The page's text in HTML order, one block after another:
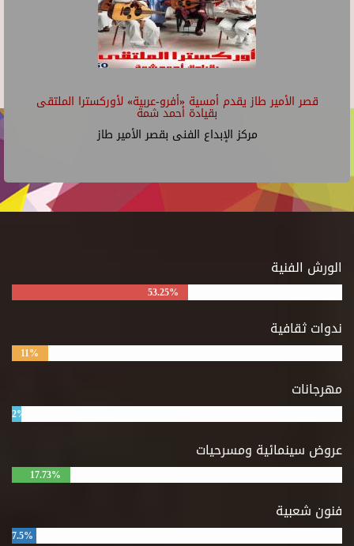
قصر الأمير طاز يقدم أمسية «أفرو-عربية» لأوركسترا الملتقى
بقيادة أحمد شمة
مركز الإبداع الفنى بقصر الأمير طاز
الورش الفنية
53.25%
ندوات ثقافية
11%
مهرجانات
2%
عروض سينمائية ومسرحيات
17.73%
فنون شعبية
7.5%